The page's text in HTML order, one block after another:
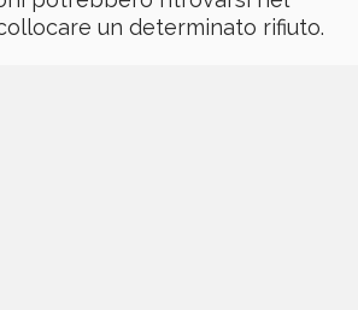
un determinato rifiuto.